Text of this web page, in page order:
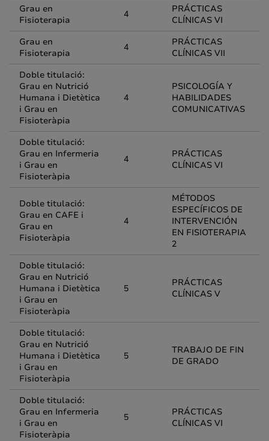
Grau en
Fisioterapia
4
PRÁCTICAS
CLÍNICAS VI
Grau en
Fisioterapia
4
PRÁCTICAS
CLÍNICAS VII
Doble titulació:
Grau en Nutrició
Humana i Dietètica
i Grau en
Fisioteràpia
4
PSICOLOGÍA Y
HABILIDADES
COMUNICATIVAS
Doble titulació:
Grau en Infermeria
i Grau en
Fisioteràpia
4
PRÁCTICAS
CLÍNICAS VI
Doble titulació:
Grau en CAFE i
Grau en
Fisioteràpia
4
MÉTODOS
ESPECÍFICOS DE
INTERVENCIÓN
EN FISIOTERAPIA
2
Doble titulació:
Grau en Nutrició
Humana i Dietètica
i Grau en
Fisioteràpia
5
PRÁCTICAS
CLÍNICAS V
Doble titulació:
Grau en Nutrició
Humana i Dietètica
i Grau en
Fisioteràpia
5
TRABAJO DE FIN
DE GRADO
Doble titulació:
Grau en Infermeria
i Grau en
Fisioteràpia
5
PRÁCTICAS
CLÍNICAS VI